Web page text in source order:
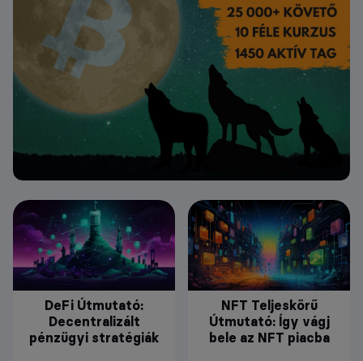
DeFi Útmutató:
Decentralizált
pénzügyi stratégiák
NFT Teljeskörű
Útmutató: Így vágj
bele az NFT piacba